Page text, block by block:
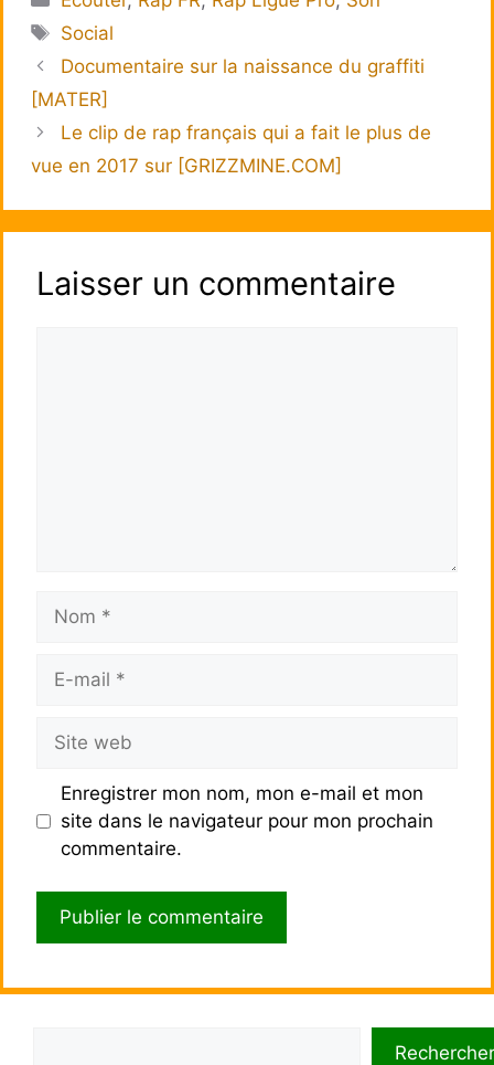
Étiquettes
Social
Documentaire sur la naissance du graffiti
[MATER]
Le clip de rap français qui a fait le plus de
vue en 2017 sur [GRIZZMINE.COM]
Laisser un commentaire
Nom
Site
web
Enregistrer mon nom, mon e-mail et mon
site dans le navigateur pour mon prochain
commentaire.
Rechercher